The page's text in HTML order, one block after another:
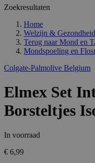
Zoekresultaten
Home
Welzijn & Gezondheid
Terug naar Mond en
Mondspoeling en
Colgate-Palmolive Belgium
Elmex Set
Borsteltjes
In voorraad
€ 6,99